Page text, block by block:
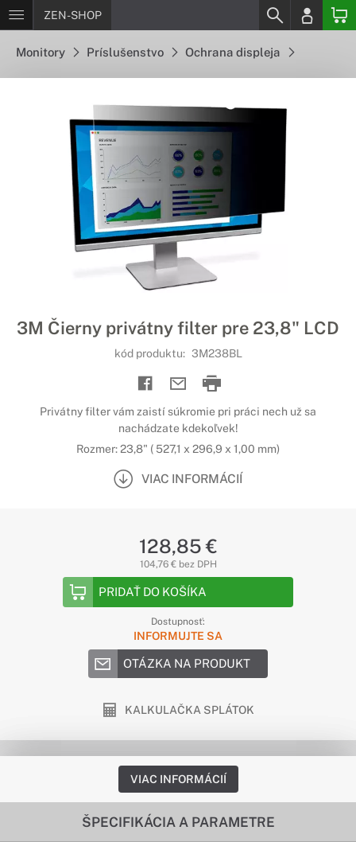
ZEN-SHOP
Monitory Príslušenstvo Ochrana displeja
3M Čierny privátny filter pre 23,8" LCD
kód produktu: 3M238BL
Privátny filter vám zaistí súkromie pri práci nech už sa
nachádzate kdekoľvek!
Rozmer: 23,8" ( 527,1 x 296,9 x 1,00 mm)
VIAC INFORMÁCIÍ
128,85 €
104,76 € bez DPH
PRIDAŤ DO KOŠÍKA
Dostupnosť:
INFORMUJTE SA
OTÁZKA NA PRODUKT
KALKULAČKA SPLÁTOK
VIAC INFORMÁCIÍ
ŠPECIFIKÁCIA A PARAMETRE